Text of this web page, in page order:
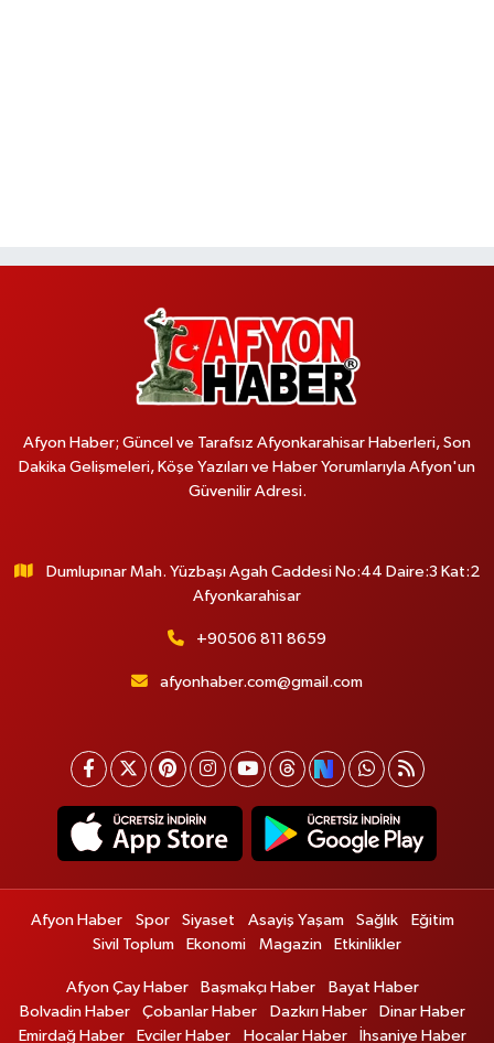
Afyon Haber; Güncel ve Tarafsız Afyonkarahisar Haberleri, Son
Dakika Gelişmeleri, Köşe Yazıları ve Haber Yorumlarıyla Afyon'un
Güvenilir Adresi.
Dumlupınar Mah. Yüzbaşı Agah Caddesi No:44 Daire:3 Kat:2
Afyonkarahisar
+90506 811 8659
afyonhaber.com@gmail.com
Afyon Haber Spor Siyaset Asayiş Yaşam Sağlık
Eğitim
Sivil Toplum
Ekonomi Magazin Etkinlikler
Afyon Çay Haber Başmakçı Haber
Bayat Haber
Bolvadin Haber
Çobanlar Haber Dazkırı Haber
Dinar Haber
Emirdağ Haber
Evciler Haber Hocalar Haber İhsaniye Haber